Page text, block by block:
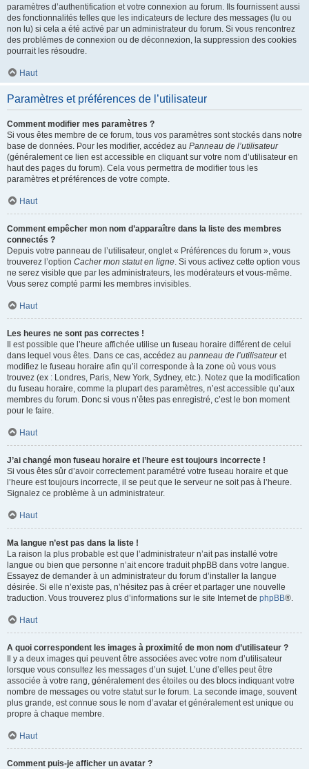
paramètres d’authentification et votre connexion au forum. Ils fournissent aussi
des fonctionnalités telles que les indicateurs de lecture des messages (lu ou
non lu) si cela a été activé par un administrateur du forum. Si vous rencontrez
des problèmes de connexion ou de déconnexion, la suppression des cookies
pourrait les résoudre.
Haut
Paramètres et préférences de l’utilisateur
Comment modifier mes paramètres ?
Si vous êtes membre de ce forum, tous vos paramètres sont stockés dans notre
base de données. Pour les modifier, accédez au Panneau de l’utilisateur
(généralement ce lien est accessible en cliquant sur votre nom d’utilisateur en
haut des pages du forum). Cela vous permettra de modifier tous les
paramètres et préférences de votre compte.
Haut
Comment empêcher mon nom d’apparaître dans la liste des membres
connectés ?
Depuis votre panneau de l’utilisateur, onglet « Préférences du forum », vous
trouverez l’option Cacher mon statut en ligne. Si vous activez cette option vous
ne serez visible que par les administrateurs, les modérateurs et vous-même.
Vous serez compté parmi les membres invisibles.
Haut
Les heures ne sont pas correctes !
Il est possible que l’heure affichée utilise un fuseau horaire différent de celui
dans lequel vous êtes. Dans ce cas, accédez au panneau de l’utilisateuret
modifiez le fuseau horaire afin qu’il corresponde à la zone où vous vous
trouvez (ex : Londres, Paris, New York, Sydney, etc.). Notez que la modification
du fuseau horaire, comme la plupart des paramètres, n’est accessible qu’aux
membres du forum. Donc si vous n’êtes pas enregistré, c’est le bon moment
pour le faire.
Haut
J’ai changé mon fuseau horaire et l’heure est toujours incorrecte !
Si vous êtes sûr d’avoir correctement paramétré votre fuseau horaire et que
l’heure est toujours incorrecte, il se peut que le serveur ne soit pas à l’heure.
Signalez ce problème à un administrateur.
Haut
Ma langue n’est pas dans la liste !
La raison la plus probable est que l’administrateur n’ait pas installé votre
langue ou bien que personne n’ait encore traduit phpBB dans votre langue.
Essayez de demander à un administrateur du forum d’installer la langue
désirée. Si elle n’existe pas, n’hésitez pas à créer et partager une nouvelle
traduction. Vous trouverez plus d’informations sur le site Internet de phpBB®.
Haut
A quoi correspondent les images à proximité de mon nom d’utilisateur ?
Il y a deux images qui peuvent être associées avec votre nom d’utilisateur
lorsque vous consultez les messages d’un sujet. L’une d’elles peut être
associée à votre rang, généralement des étoiles ou des blocs indiquant votre
nombre de messages ou votre statut sur le forum. La seconde image, souvent
plus grande, est connue sous le nom d’avatar et généralement est unique ou
propre à chaque membre.
Haut
Comment puis-je afficher un avatar ?